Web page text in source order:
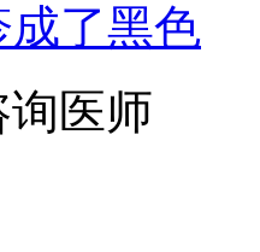
了黑色
询医师